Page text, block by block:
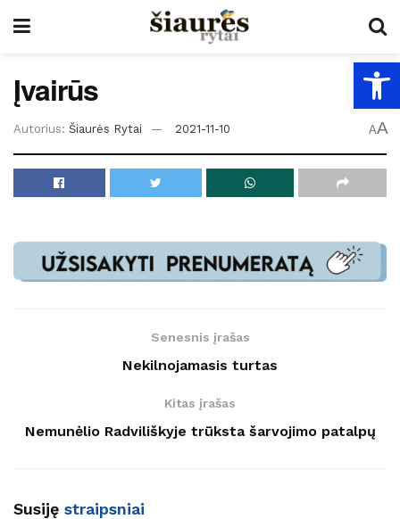
Įvairūs
Autorius: Šiaurės Rytai 2021-11-10 AA
Senesnis įrašas
Nekilnojamasis turtas
Kitas įrašas
Nemunėlio Radviliškyje trūksta šarvojimo patalpų
Susiję straipsniai